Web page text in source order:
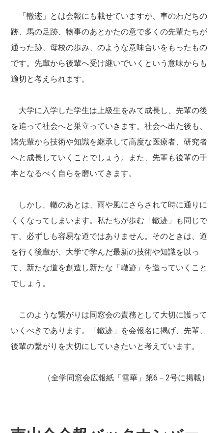
「轍迹」とは会報にも載せていますが、車のわだちの
跡、馬の足跡、物事のあとかたの意で多くの先輩たちが
通った跡、母校の歩み、のような意味合いをもったもの
です。先輩から後輩へ受け継いでいくという意味からも
適切と考えられます。
大学に入学した学生は上級生をみて成長し、先輩の後
を追って社会へと巣立っていきます。社会へ出た後も、
諸先輩から技術や知識を継承して高度な医療者、研究者
へと成長していくことでしょう。また、先輩も後輩の手
本となるべく自らを磨いてきます。
しかし、轍のあとは、雨や風にさらされて時に通りに
くくなってしまいます。私たちが歩む「轍迹」も同じで
す。必ずしも容易な道ではありません。そのときは、道
を行く後輩が、大学で学んだ最新の技術や知識を以っ
て、新たな道を創造し新たな「轍迹」を造っていくこと
でしょう。
このような繋がりは同窓会の責務として大切に護って
いくべきであります。「轍迹」を会報名に掲げ、先輩、
後輩の繋がりを大切にしていきたいと考えています。
（全学同窓会広報紙「雪華」第6－2号に掲載）